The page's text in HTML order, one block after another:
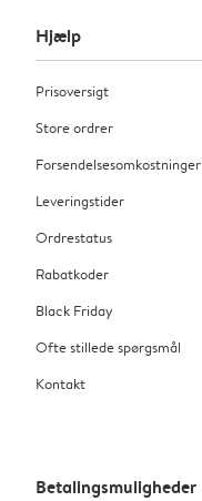
Hjælp
Prisoversigt
Store ordrer
Forsendelsesomkostninger
Leveringstider
Ordrestatus
Rabatkoder
Black Friday
Ofte stillede spørgsmål
Kontakt
Betalingsmuligheder